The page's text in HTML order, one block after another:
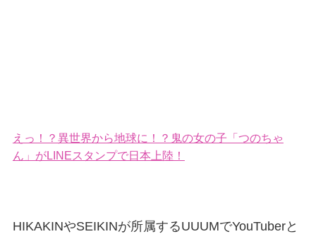
えっ！？異世界から地球に！？鬼の女の子「つのちゃ
ん」がLINEスタンプで日本上陸！
HIKAKINやSEIKINが所属するUUUMでYouTuberと